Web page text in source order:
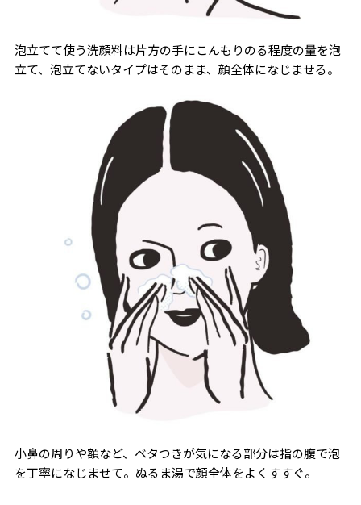
泡立てて使う洗顔料は片方の手にこんもりのる程度の量を泡
立て、泡立てないタイプはそのまま、顔全体になじませる。
小鼻の周りや額など、ベタつきが気になる部分は指の腹で泡
を丁寧になじませて。ぬるま湯で顔全体をよくすすぐ。